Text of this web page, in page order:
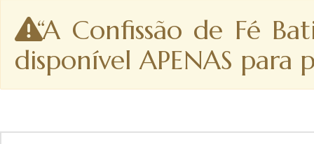
“A Confissão de Fé
disponível APENAS para